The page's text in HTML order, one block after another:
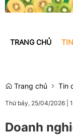
TRANG CHỦ
Trang chủ Tin
Thứ bảy, 25/04/2026
Doanh